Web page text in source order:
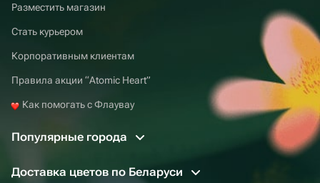
Разместить магазин
Стать курьером
Корпоративным клиентам
Правила акции “Atomic Heart”
Как помогать с Флаувау
Популярные города
Доставка цветов по Беларуси